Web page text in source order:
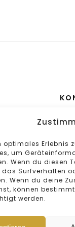
optimales Erlebnis
um
Wenn du diesen
das Surfverhalten
Wenn du deine
können
werden.